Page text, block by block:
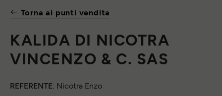
Torna ai punti vendita
KALIDA DI NICOTRA
VINCENZO & C. SAS
REFERENTE: Nicotra Enzo